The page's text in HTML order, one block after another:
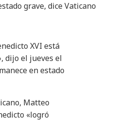
grave, dice Vaticano
XVI está
dijo el jueves el
en estado
Matteo
«logró